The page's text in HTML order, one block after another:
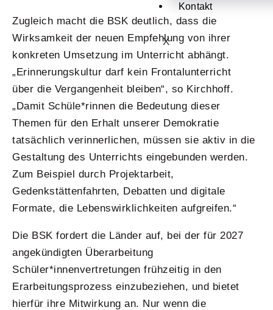
Kontakt
X
Zugleich macht die BSK deutlich, dass die
Wirksamkeit der neuen Empfehlung von ihrer
konkreten Umsetzung im Unterricht abhängt.
„Erinnerungskultur darf kein Frontalunterricht
über die Vergangenheit bleiben“, so Kirchhoff.
„Damit Schüle*rinnen die Bedeutung dieser
Themen für den Erhalt unserer Demokratie
tatsächlich verinnerlichen, müssen sie aktiv in die
Gestaltung des Unterrichts eingebunden werden.
Zum Beispiel durch Projektarbeit,
Gedenkstättenfahrten, Debatten und digitale
Formate, die Lebenswirklichkeiten aufgreifen.“
Die BSK fordert die Länder auf, bei der für 2027
angekündigten Überarbeitung
Schüler*innenvertretungen frühzeitig in den
Erarbeitungsprozess einzubeziehen, und bietet
hierfür ihre Mitwirkung an. Nur wenn die